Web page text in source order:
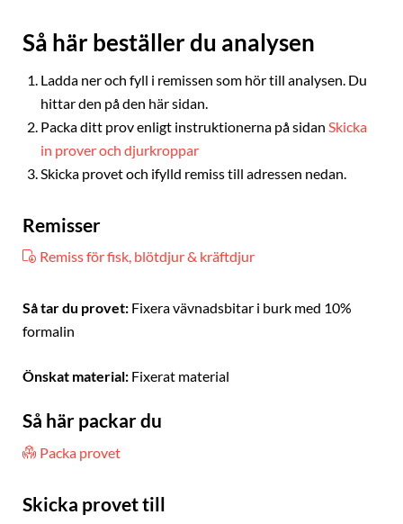
Så här beställer du analysen
Ladda ner och fyll i remissen som hör till analysen. Du
hittar den på den här sidan.
Packa ditt prov enligt instruktionerna på sidan Skicka
in prover och djurkroppar
Skicka provet och ifylld remiss till adressen nedan.
Remisser
Remiss för fisk, blötdjur & kräftdjur
Så tar du provet: Fixera vävnadsbitar i burk med 10%
formalin
Önskat material: Fixerat material
Så här packar du
Packa provet
Skicka provet till